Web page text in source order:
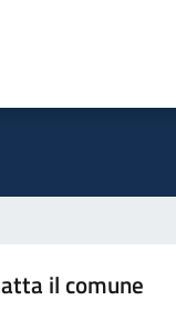
il comune